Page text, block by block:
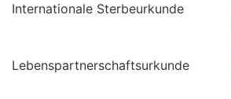
Internationale Sterbeurkunde
Lebenspartnerschaftsurkunde